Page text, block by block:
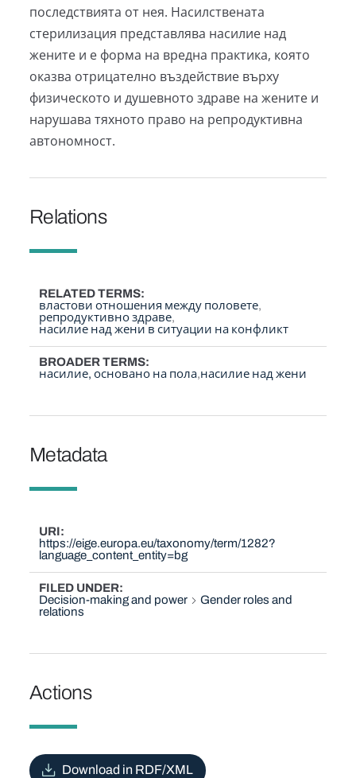
последствията от нея. Насилствената
стерилизация представлява насилие над
жените и е форма на вредна практика, която
оказва отрицателно въздействие върху
физическото и душевното здраве на жените и
нарушава тяхното право на репродуктивна
автономност.
Relations
RELATED TERMS
властови отношения между половете
репродуктивно здраве
насилие над жени в ситуации на конфликт
BROADER TERMS
насилие, основано на пола насилие над жени
Metadata
URI
https://eige.europa.eu/taxonomy/term/1282?
language_content_entity=bg
FILED UNDER
Decision-making and power
Gender roles and
relations
Actions
Download in RDF/XML